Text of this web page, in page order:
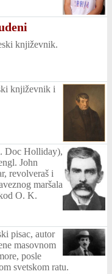
književnik.
književnik i
Doc Holliday),
John
revolveraš i
maršala
O. K.
pisac, autor
masovnom
posle
svetskom ratu.